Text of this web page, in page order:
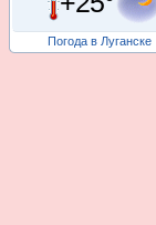
Погода в Луганске